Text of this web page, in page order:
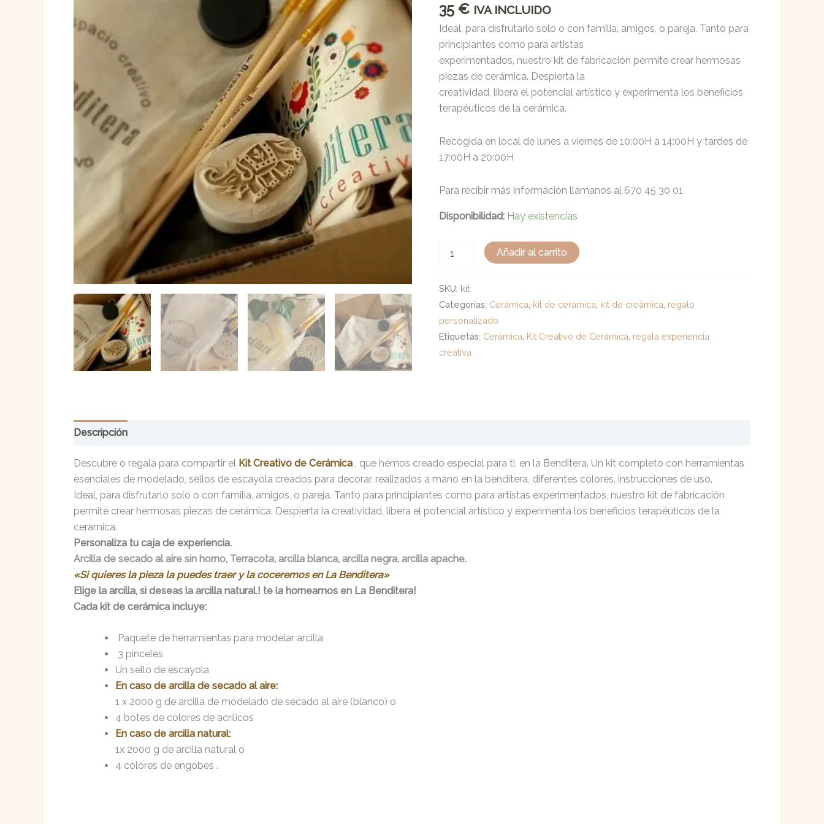
35€ IVA INCLUIDO
Ideal, para disfrutarlo solo o con familia, amigos, o pareja. Tanto para
principiantes como para artistas
experimentados, nuestro kit de fabricación permite crear hermosas
piezas de cerámica. Despierta la
creatividad, libera el potencial artístico y experimenta los beneficios
terapéuticos de la cerámica.
Recogida en local de lunes a viernes de 10:00H a 14:00H y tardes de
17:00H a 20:00H
Para recibir más información llámanos al 670 45 30 01
Disponibilidad: Hay existencias
Añadir al carrito
SKU: kit
Categorías: Cerámica kit de cerámica kit de creámica regalo
personalizado
Etiquetas: Cerámica Kit Creativo de Cerámica regala experiencia
creativa
Descripción
Descubre o regala para compartir el Kit Creativo de Cerámica , que hemos creado especial para ti, en la Benditera. Un kit completo con herramientas
esenciales de modelado, sellos de escayola creados para decorar, realizados a mano en la benditera, diferentes colores, instrucciones de uso.
Ideal, para disfrutarlo solo o con familia, amigos, o pareja. Tanto para principiantes como para artistas experimentados, nuestro kit de fabricación
permite crear hermosas piezas de cerámica. Despierta la creatividad, libera el potencial artístico y experimenta los beneficios terapéuticos de la
cerámica.
Personaliza tu caja de experiencia.
Arcilla de secado al aire sin horno, Terracota, arcilla blanca, arcilla negra, arcilla apache.
«Si quieres la pieza la puedes traer y la coceremos en La Benditera»
Elige la arcilla, si deseas la arcilla natural.! te la horneamos en La Benditera!
Cada kit de cerámica incluye:
Paquete de herramientas para modelar arcilla
3 pinceles
Un sello de escayola
En caso de arcilla de secado al aire:
1 x 2000 g de arcilla de modelado de secado al aire (blanco) o
4 botes de colores de acrílicos
En caso de arcilla natural:
1x 2000 g de arcilla natural o
4 colores de engobes .